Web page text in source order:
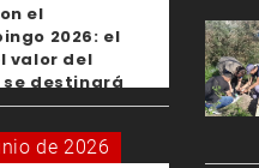
el
2026: el
valor del
destinará
clubes
de 2026